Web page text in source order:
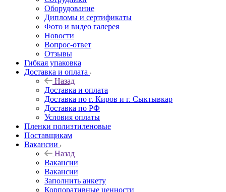
Оборудование
Дипломы и сертификаты
Фото и видео галерея
Новости
Вопрос-ответ
Отзывы
Гибкая упаковка
Доставка и оплата
Назад
Доставка и оплата
Доставка по г. Киров и г. Сыктывкар
Доставка по РФ
Условия оплаты
Пленки полиэтиленовые
Поставщикам
Вакансии
Назад
Вакансии
Вакансии
Заполнить анкету
Корпоративные ценности